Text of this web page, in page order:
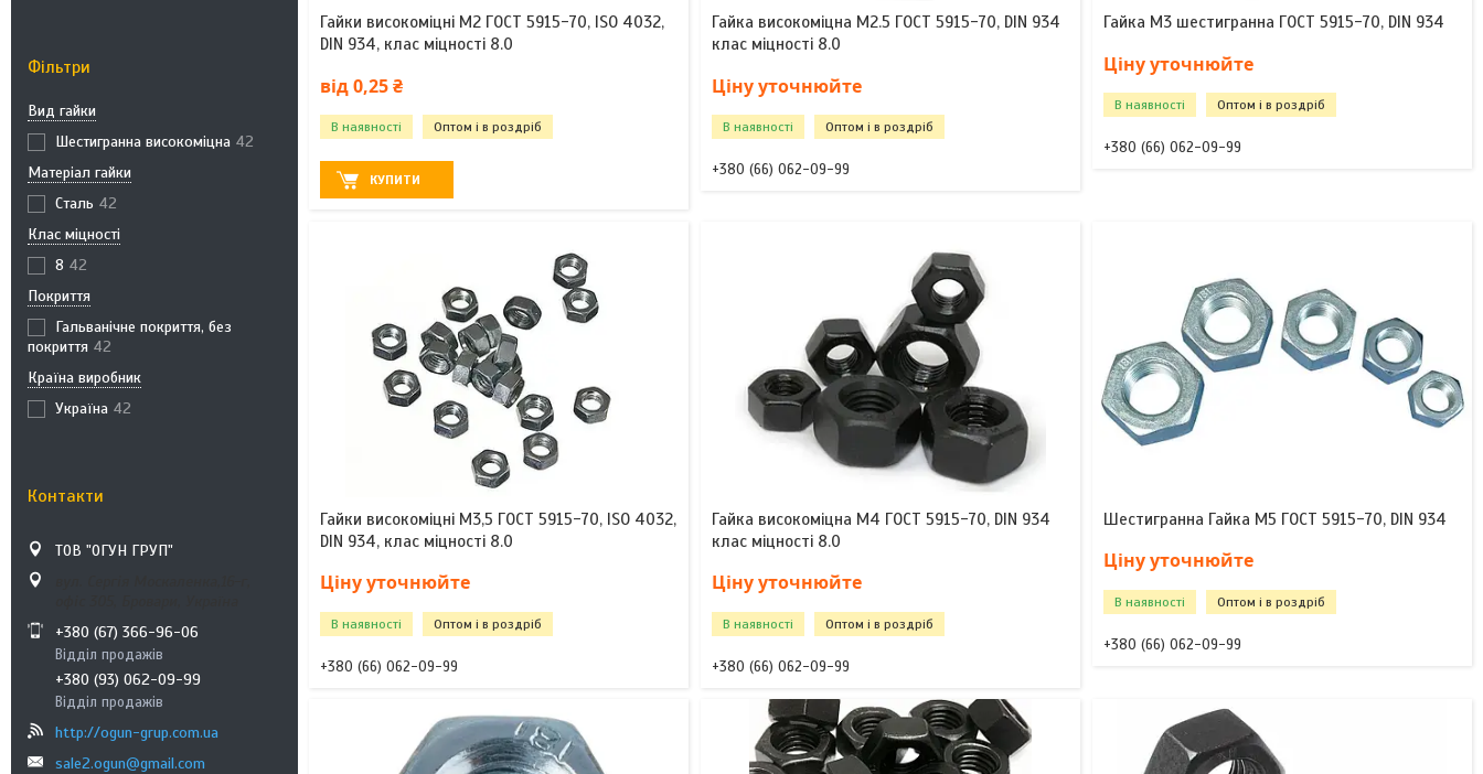
Фільтри
Вид гайки
Шестигранна високоміцна 42
Матеріал гайки
Сталь 42
Клас міцності
8 42
Покриття
Гальванічне покриття, без
покриття 42
Країна виробник
Україна 42
Контакти
ТОВ "ОГУН ГРУП"
+380 (67) 366-96-06
Відділ продажів
+380 (93) 062-09-99
Відділ продажів
http://ogun-grup.com.ua
sale2.ogun@gmail.com
Гайки високоміцні М2 ГОСТ 5915-70, ISO 4032,
DIN 934, клас міцності 8.0
від 0,25 ₴
В наявності Оптом і в роздріб
КУПИТИ
Гайка високоміцна М2.5 ГОСТ 5915-70, DIN 934
клас міцності 8.0
Ціну уточнюйте
В наявності Оптом і в роздріб
+380 (66) 062-09-99
Гайка М3 шестигранна ГОСТ 5915-70, DIN 934
Ціну уточнюйте
В наявності Оптом і в роздріб
+380 (66) 062-09-99
Гайки високоміцні М3,5 ГОСТ 5915-70, ISO 4032,
DIN 934, клас міцності 8.0
Ціну уточнюйте
В наявності Оптом і в роздріб
+380 (66) 062-09-99
Гайка високоміцна М4 ГОСТ 5915-70, DIN 934
клас міцності 8.0
Ціну уточнюйте
В наявності Оптом і в роздріб
+380 (66) 062-09-99
Шестигранна Гайка М5 ГОСТ 5915-70, DIN 934
Ціну уточнюйте
В наявності Оптом і в роздріб
+380 (66) 062-09-99